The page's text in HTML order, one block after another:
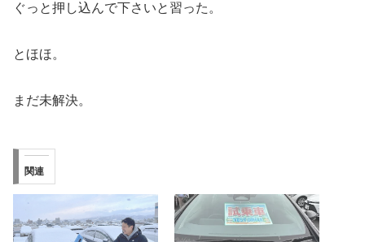
ぐっと押し込んで下さいと習った。
とほほ。
まだ未解決。
関連